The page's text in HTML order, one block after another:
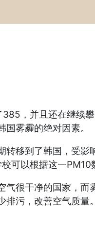
，并且还在继续
雾霾的绝对因素。
移到了韩国，受
可以根据这一PM10
很干净的国家，
污，改善空气质量。